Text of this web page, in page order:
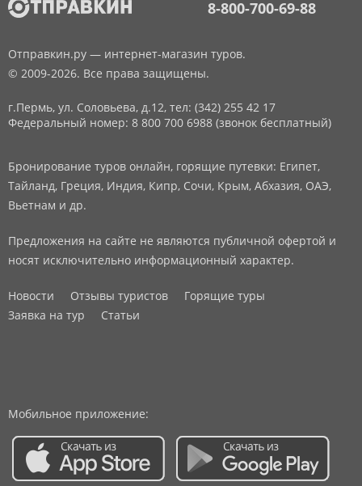
8-800-700-69-88
Отправкин.ру — интернет-магазин туров.
© 2009-2026. Все права защищены.
г.Пермь, ул. Соловьева, д.12, тел: (342) 255 42 17
Федеральный номер: 8 800 700 6988 (звонок бесплатный)
Бронирование туров онлайн, горящие путевки: Египет,
Тайланд, Греция, Индия, Кипр, Сочи, Крым, Абхазия, ОАЭ,
Вьетнам и др.
Предложения на сайте не являются публичной офертой и
носят исключительно информационный характер.
Новости Отзывы туристов
Горящие туры
Заявка на тур
Статьи
Мобильное приложение: